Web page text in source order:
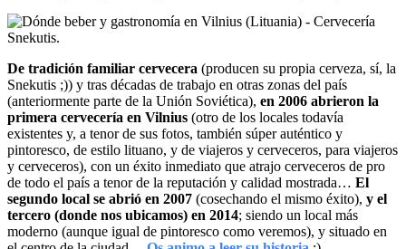
De tradición familiar cervecera (producen su propia cerveza, sí, la
Snekutis ;)) y tras décadas de trabajo en otras zonas del país
(anteriormente parte de la Unión Soviética), en 2006 abrieron la
primera cervecería en Vilnius (otro de los locales todavía
existentes y, a tenor de sus fotos, también súper auténtico y
pintoresco, de estilo lituano, y de viajeros y cerveceros, para viajeros
y cerveceros), con un éxito inmediato que atrajo cerveceros de pro
de todo el país a tenor de la reputación y calidad mostrada… El
segundo local se abrió en 2007 (cosechando el mismo éxito), y el
tercero (donde nos ubicamos) en 2014; siendo un local más
moderno (aunque igual de pintoresco como veremos), y situado en